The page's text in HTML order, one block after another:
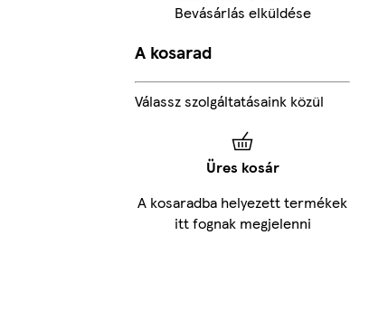
Bevásárlás elküldése
A kosarad
Válassz szolgáltatásaink közül
Üres kosár
A kosaradba helyezett termékek
itt fognak megjelenni